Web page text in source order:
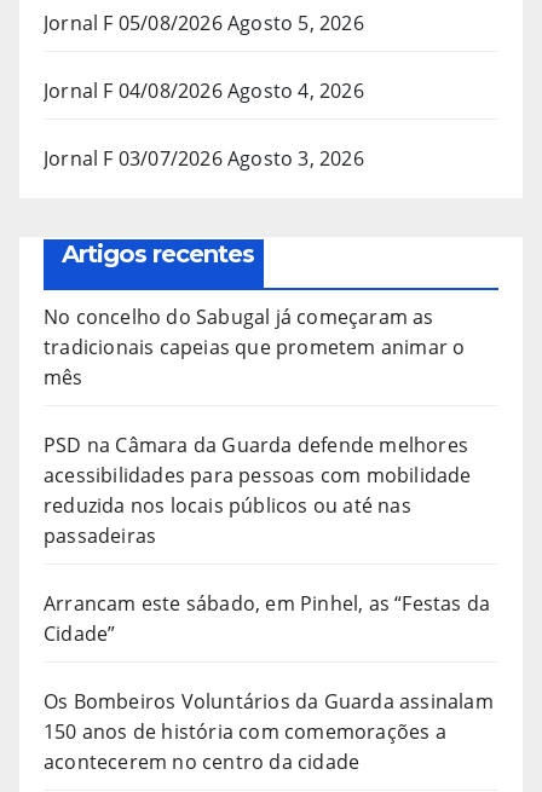
Jornal F 05/08/2026Agosto 5, 2026
Jornal F 04/08/2026Agosto 4, 2026
Jornal F 03/07/2026Agosto 3, 2026
Artigos recentes
No concelho do Sabugal já começaram as
tradicionais capeias que prometem animar o
mês
PSD na Câmara da Guarda defende melhores
acessibilidades para pessoas com mobilidade
reduzida nos locais públicos ou até nas
passadeiras
Arrancam este sábado, em Pinhel, as “Festas da
Cidade”
Os Bombeiros Voluntários da Guarda assinalam
150 anos de história com comemorações a
acontecerem no centro da cidade